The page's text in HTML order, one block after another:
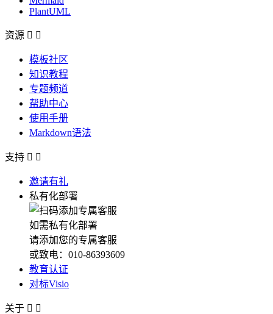
PlantUML
资源  
模板社区
知识教程
专题频道
帮助中心
使用手册
Markdown语法
支持  
邀请有礼
私有化部署
如需私有化部署
请添加您的专属客服
或致电：010-86393609
教育认证
对标Visio
关于  